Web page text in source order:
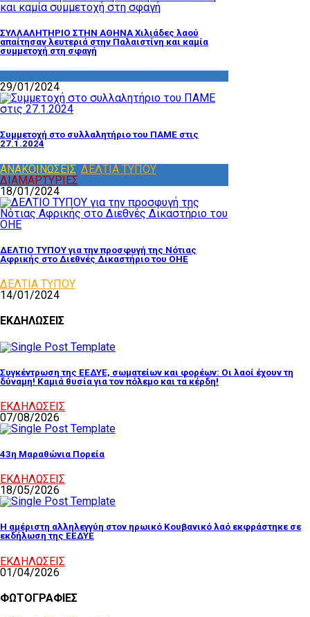
ΣΥΛΛΑΛΗΤΗΡΙΟ ΣΤΗΝ ΑΘΗΝΑ Χιλιάδες λαού
απαίτησαν λευτεριά στην Παλαιστίνη και καμία
συμμετοχή στη σφαγή
29/01/2024
Συμμετοχή στο συλλαλητήριο του ΠΑΜΕ στις
27.1.2024
ΑΝΑΚΟΙΝΩΣΕΙΣ ΔΕΛΤΙΑ ΤΥΠΟΥ
ΔΙΑΜΑΡΤΥΡΙΕΣ
18/01/2024
ΔΕΛΤΙΟ ΤΥΠΟΥ για την προσφυγή της Νότιας
Αφρικής στο Διεθνές Δικαστήριο του ΟΗΕ
ΔΕΛΤΙΑ ΤΥΠΟΥ
14/01/2024
ΕΚΔΗΛΩΣΕΙΣ
Συγκέντρωση της ΕΕΔΥΕ, σωματείων και φορέων: Οι λαοί έχουν τη
δύναμη! Καμιά θυσία για τον πόλεμο και τα κέρδη!
ΕΚΔΗΛΩΣΕΙΣ
07/08/2026
43η Μαραθώνια Πορεία
ΕΚΔΗΛΩΣΕΙΣ
18/05/2026
Η αμέριστη αλληλεγγύη στον ηρωικό Κουβανικό λαό εκφράστηκε σε
εκδήλωση της ΕΕΔΥΕ
ΕΚΔΗΛΩΣΕΙΣ
01/04/2026
ΦΩΤΟΓΡΑΦΙΕΣ